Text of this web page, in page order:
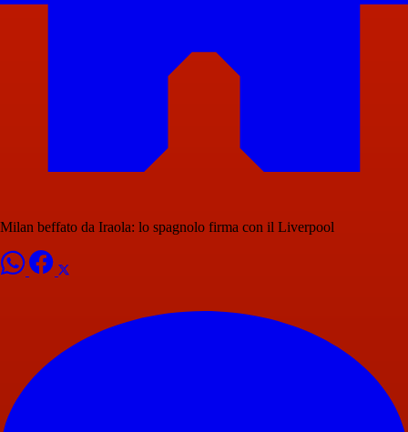
Milan beffato da Iraola: lo spagnolo firma con il Liverpool